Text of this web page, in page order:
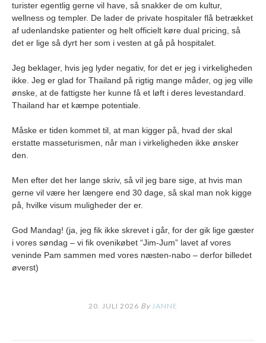
turister egentlig gerne vil have, så snakker de om kultur,
wellness og templer. De lader de private hospitaler flå betrækket
af udenlandske patienter og helt officielt køre dual pricing, så
det er lige så dyrt her som i vesten at gå på hospitalet.
Jeg beklager, hvis jeg lyder negativ, for det er jeg i virkeligheden
ikke. Jeg er glad for Thailand på rigtig mange måder, og jeg ville
ønske, at de fattigste her kunne få et løft i deres levestandard.
Thailand har et kæmpe potentiale.
Måske er tiden kommet til, at man kigger på, hvad der skal
erstatte masseturismen, når man i virkeligheden ikke ønsker
den.
Men efter det her lange skriv, så vil jeg bare sige, at hvis man
gerne vil være her længere end 30 dage, så skal man nok kigge
på, hvilke visum muligheder der er.
God Mandag! (ja, jeg fik ikke skrevet i går, for der gik lige gæster
i vores søndag – vi fik ovenikøbet “Jim-Jum” lavet af vores
veninde Pam sammen med vores næsten-nabo – derfor billedet
øverst)
20. JULI 2026 By JANNE